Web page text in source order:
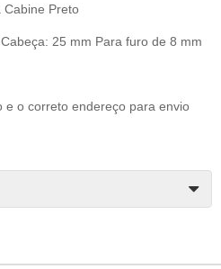
Preto
25 mm Para furo de 8 mm
e o correto endereço para envio